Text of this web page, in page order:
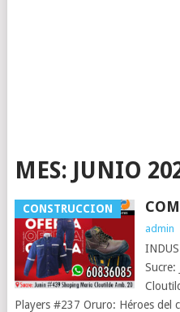
MES: JUNIO
CONSTRUCCION
admin
Sucre:
Players #237 Oruro: Héroes del